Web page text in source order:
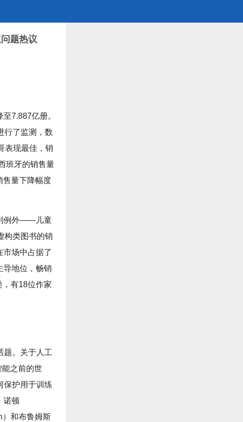
题热议
7.887亿册。
行了监测，数
表现最佳，销
班牙的销售量
售量下降幅度
例外——儿童
构类图书的销
市场中占据了
导地位，畅销
有18位作家
题。关于人工
能之前的世
保护用于训练
诺顿
）和布鲁姆斯